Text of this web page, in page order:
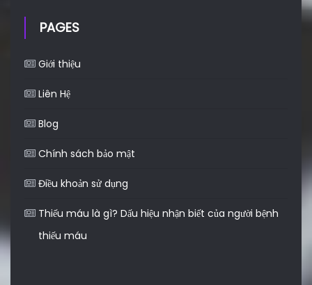
PAGES
Giới thiệu
Liên Hệ
Blog
Chính sách bảo mật
Điều khoản sử dụng
Thiếu máu là gì? Dấu hiệu nhận biết của người bệnh
thiếu máu